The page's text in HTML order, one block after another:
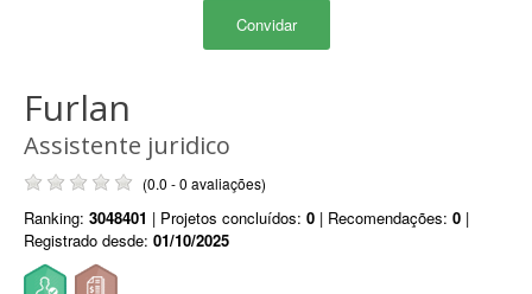
Convidar
Furlan
Assistente juridico
(0.0 - 0 avaliações)
Ranking: 3048401 | Projetos concluídos: 0 | Recomendações: 0 |
Registrado desde: 01/10/2025